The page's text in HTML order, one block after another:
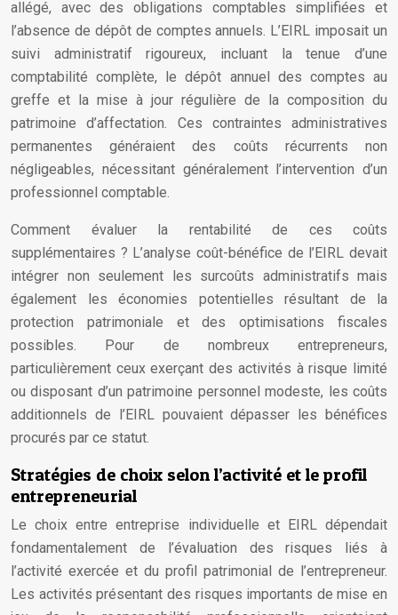
allégé, avec des obligations comptables simplifiées et
l’absence de dépôt de comptes annuels. L’EIRL imposait un
suivi administratif rigoureux, incluant la tenue d’une
comptabilité complète, le dépôt annuel des comptes au
greffe et la mise à jour régulière de la composition du
patrimoine d’affectation. Ces contraintes administratives
permanentes généraient des coûts récurrents non
négligeables, nécessitant généralement l’intervention d’un
professionnel comptable.
Comment évaluer la rentabilité de ces coûts
supplémentaires ? L’analyse coût-bénéfice de l’EIRL devait
intégrer non seulement les surcoûts administratifs mais
également les économies potentielles résultant de la
protection patrimoniale et des optimisations fiscales
possibles. Pour de nombreux entrepreneurs,
particulièrement ceux exerçant des activités à risque limité
ou disposant d’un patrimoine personnel modeste, les coûts
additionnels de l’EIRL pouvaient dépasser les bénéfices
procurés par ce statut.
Stratégies de choix selon l’activité et le profil
entrepreneurial
Le choix entre entreprise individuelle et EIRL dépendait
fondamentalement de l’évaluation des risques liés à
l’activité exercée et du profil patrimonial de l’entrepreneur.
Les activités présentant des risques importants de mise en